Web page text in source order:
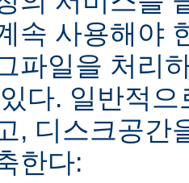
속 사용해야
파일을 처리
다. 일반적
, 디스크공간
한다: